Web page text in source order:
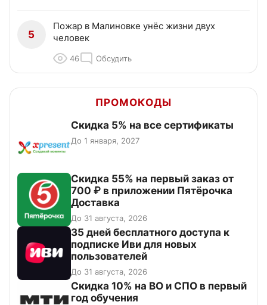
5
Пожар в Малиновке унёс жизни двух
человек
46 Обсудить
ПРОМОКОДЫ
Скидка 5% на все сертификаты
До 1 января, 2027
Скидка 55% на первый заказ от
700 ₽ в приложении Пятёрочка
Доставка
До 31 августа, 2026
35 дней бесплатного доступа к
подписке Иви для новых
пользователей
До 31 августа, 2026
Скидка 10% на ВО и СПО в первый
год обучения